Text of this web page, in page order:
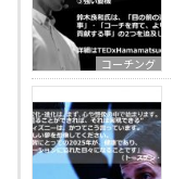
コーチング